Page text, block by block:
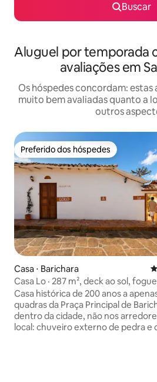
Buscar
Aluguel por temporada
avaliações em
Os hóspedes concordam:
muito bem avaliadas quanto a
outros
Preferido dos hóspedes
Preferido dos hóspedes
Casa ⋅ Barichara
Casa Lo · 287 m², deck ao sol,
acesso à piscina
Casa histórica de 200 anos a
quadras da Praça Principal de
dentro da cidade, não nos
local: chuveiro externo de pedra e